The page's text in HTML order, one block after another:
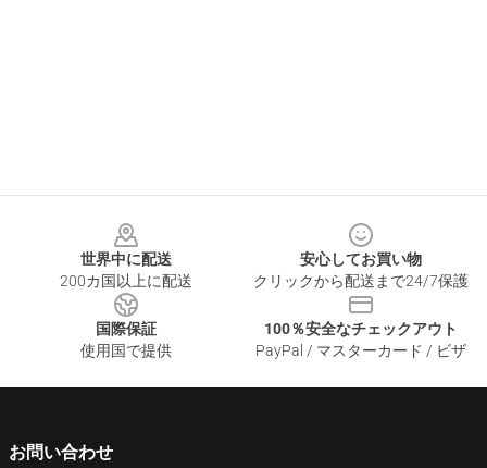
世界中に配送
200カ国以上に配送
安心してお買い物
クリックから配送まで24/7保護
国際保証
使用国で提供
100％安全なチェックアウト
PayPal / マスターカード / ビザ
お問い合わせ